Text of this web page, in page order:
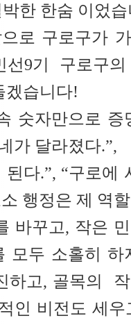
한 한숨 이었
로 구로구가
9기 구로구의
겠습니다!
숫자만으로
가 달라졌다.”,
다.”, “구로에
행정은 제 역
바꾸고, 작은
모두 소홀히 하
하고, 골목의
인 비전도 세